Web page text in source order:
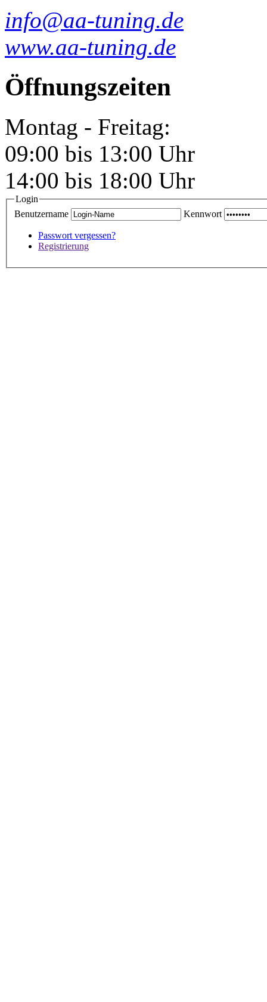
info@aa-tuning.de
www.aa-tuning.de
Öffnungszeiten
Montag - Freitag:
09:00 bis 13:00 Uhr
14:00 bis 18:00 Uhr
Login
Benutzername
Kennwort
Passwort vergessen?
Registrierung